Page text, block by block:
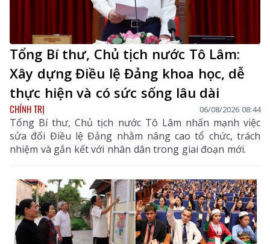
Tổng Bí thư, Chủ tịch nước Tô Lâm:
Xây dựng Điều lệ Đảng khoa học, dễ
thực hiện và có sức sống lâu dài
CHÍNH TRỊ 06/08/2026 08:44
Tổng Bí thư, Chủ tịch nước Tô Lâm nhấn mạnh việc
sửa đổi Điều lệ Đảng nhằm nâng cao tổ chức, trách
nhiệm và gắn kết với nhân dân trong giai đoạn mới.